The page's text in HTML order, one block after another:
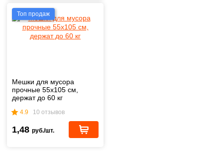
Топ продаж
Мешки для мусора
прочные 55х105 см,
держат до 60 кг
4.9 10 отзывов
1,48 руб./шт.